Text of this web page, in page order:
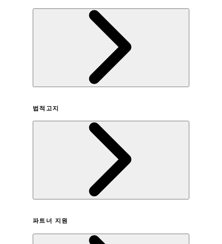
법적고지
개인정보취급방침
파트너 지원